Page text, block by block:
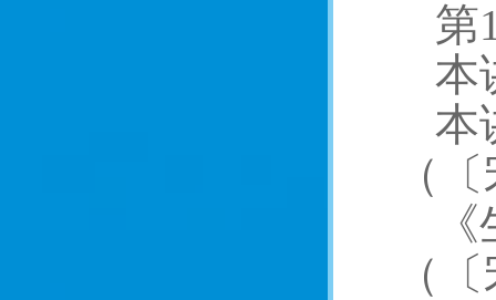
第
本
本
（
（